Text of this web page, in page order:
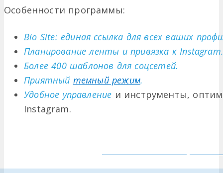
Особенности программы:
Bio Site: единая ссылка для всех ваших
Планирование ленты и привязка к Instagram.
Более 400 шаблонов для соцсетей.
Приятный темный режим.
Удобное управление и инструменты,
Instagram.